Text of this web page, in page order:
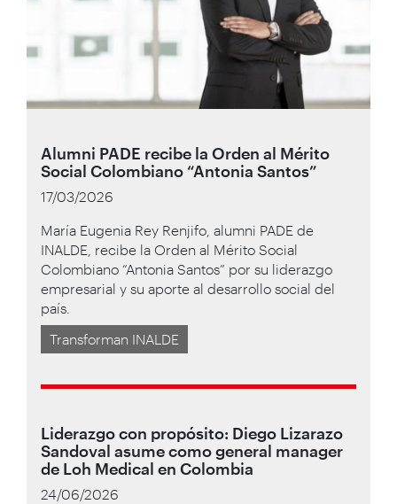
Alumni PADE recibe la Orden al Mérito
Social Colombiano “Antonia Santos”
17/03/2026
María Eugenia Rey Renjifo, alumni PADE de
INALDE, recibe la Orden al Mérito Social
Colombiano “Antonia Santos” por su liderazgo
empresarial y su aporte al desarrollo social del
país.
Transforman INALDE
Liderazgo con propósito: Diego Lizarazo
Sandoval asume como general manager
de Loh Medical en Colombia
24/06/2026